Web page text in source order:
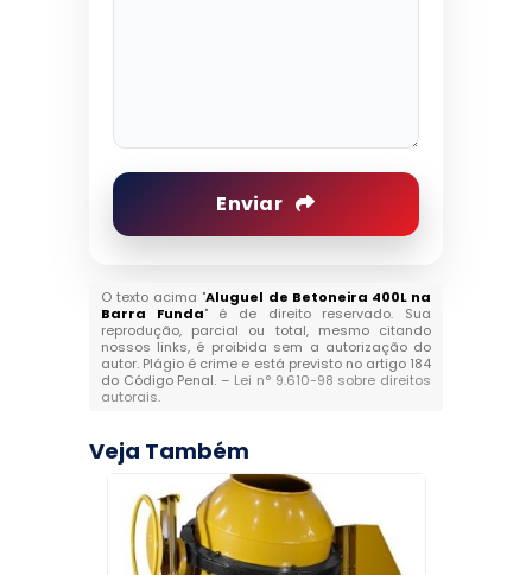
Enviar
O texto acima "Aluguel de Betoneira 400L na
Barra Funda" é de direito reservado. Sua
reprodução, parcial ou total, mesmo citando
nossos links, é proibida sem a autorização do
autor. Plágio é crime e está previsto no artigo 184
do Código Penal. – Lei n° 9.610-98 sobre direitos
autorais.
Veja Também